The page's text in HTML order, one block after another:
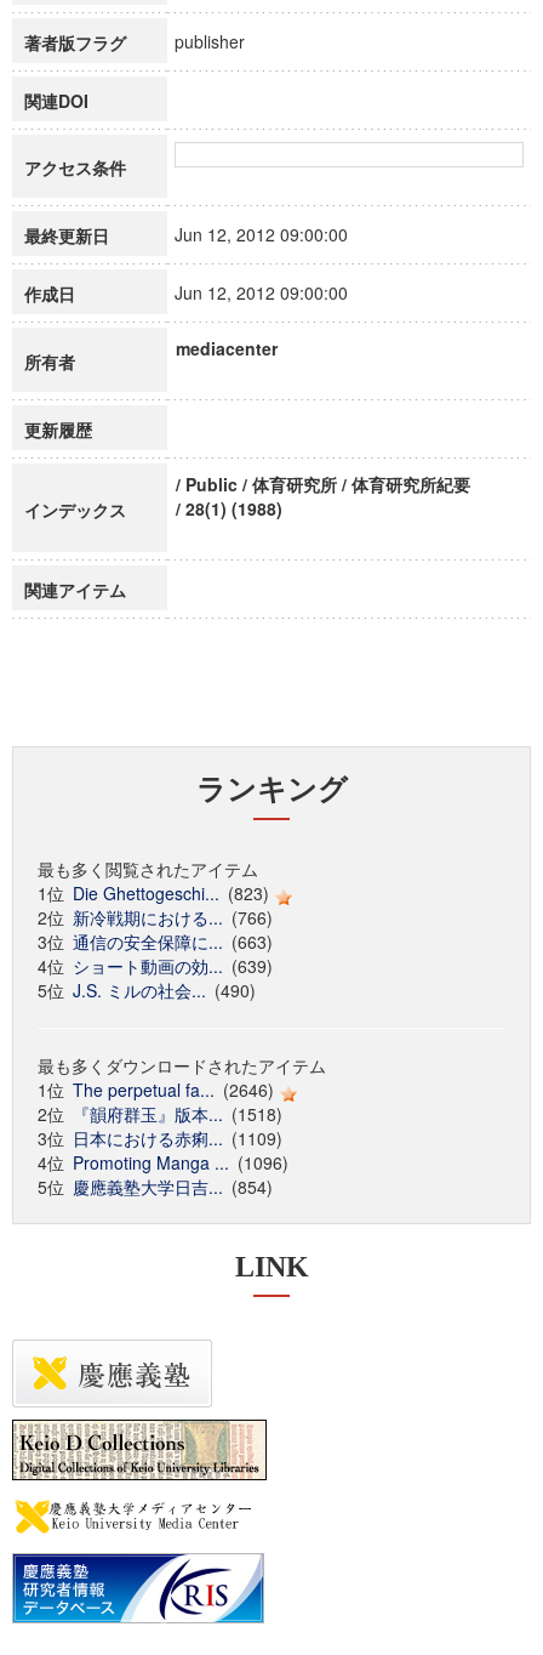
著者版フラグ publisher
関連DOI
アクセス条件
最終更新日 Jun 12, 2012 09:00:00
作成日 Jun 12, 2012 09:00:00
所有者
mediacenter
更新履歴
インデックス
/ Public / 体育研究所 / 体育研究所紀要
/ 28(1) (1988)
関連アイテム
ランキング
最も多く閲覧されたアイテム
1位 Die Ghettogeschi... (823)
2位 新冷戦期における... (766)
3位 通信の安全保障に... (663)
4位 ショート動画の効... (639)
5位 J.S. ミルの社会... (490)
最も多くダウンロードされたアイテム
1位 The perpetual fa... (2646)
2位
『韻府群玉』版本... (1518)
3位 日本における赤痢... (1109)
4位 Promoting Manga ... (1096)
5位 慶應義塾大学日吉... (854)
LINK